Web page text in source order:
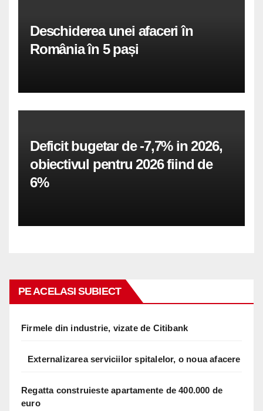
Deschiderea unei afaceri în
România în 5 pași
Deficit bugetar de -7,7% in 2026,
obiectivul pentru 2026 fiind de
6%
PE ACELASI SUBIECT
Firmele din industrie, vizate de Citibank
Externalizarea serviciilor spitalelor, o noua afacere
Regatta construieste apartamente de 400.000 de
euro